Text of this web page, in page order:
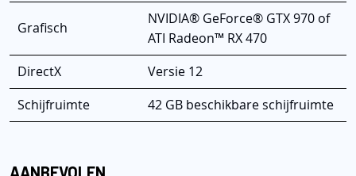
Grafisch
NVIDIA® GeForce® GTX 970 of
ATI Radeon™ RX 470
DirectX
Versie 12
Schijfruimte
42 GB beschikbare schijfruimte
AANBEVOLEN